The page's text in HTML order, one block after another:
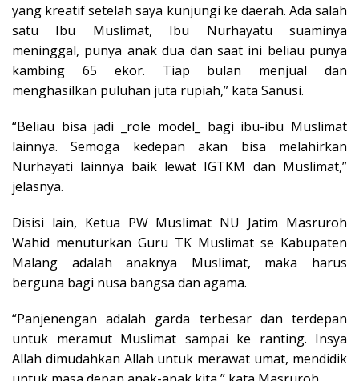
yang kreatif setelah saya kunjungi ke daerah. Ada salah
satu Ibu Muslimat, Ibu Nurhayatu suaminya
meninggal, punya anak dua dan saat ini beliau punya
kambing 65 ekor. Tiap bulan menjual dan
menghasilkan puluhan juta rupiah,” kata Sanusi.
“Beliau bisa jadi _role model_ bagi ibu-ibu Muslimat
lainnya. Semoga kedepan akan bisa melahirkan
Nurhayati lainnya baik lewat IGTKM dan Muslimat,”
jelasnya.
Disisi lain, Ketua PW Muslimat NU Jatim Masruroh
Wahid menuturkan Guru TK Muslimat se Kabupaten
Malang adalah anaknya Muslimat, maka harus
berguna bagi nusa bangsa dan agama.
“Panjenengan adalah garda terbesar dan terdepan
untuk meramut Muslimat sampai ke ranting. Insya
Allah dimudahkan Allah untuk merawat umat, mendidik